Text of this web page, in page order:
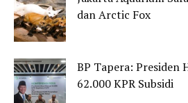
dan Arctic Fox
BP Tapera: Presiden
62.000 KPR Subsidi